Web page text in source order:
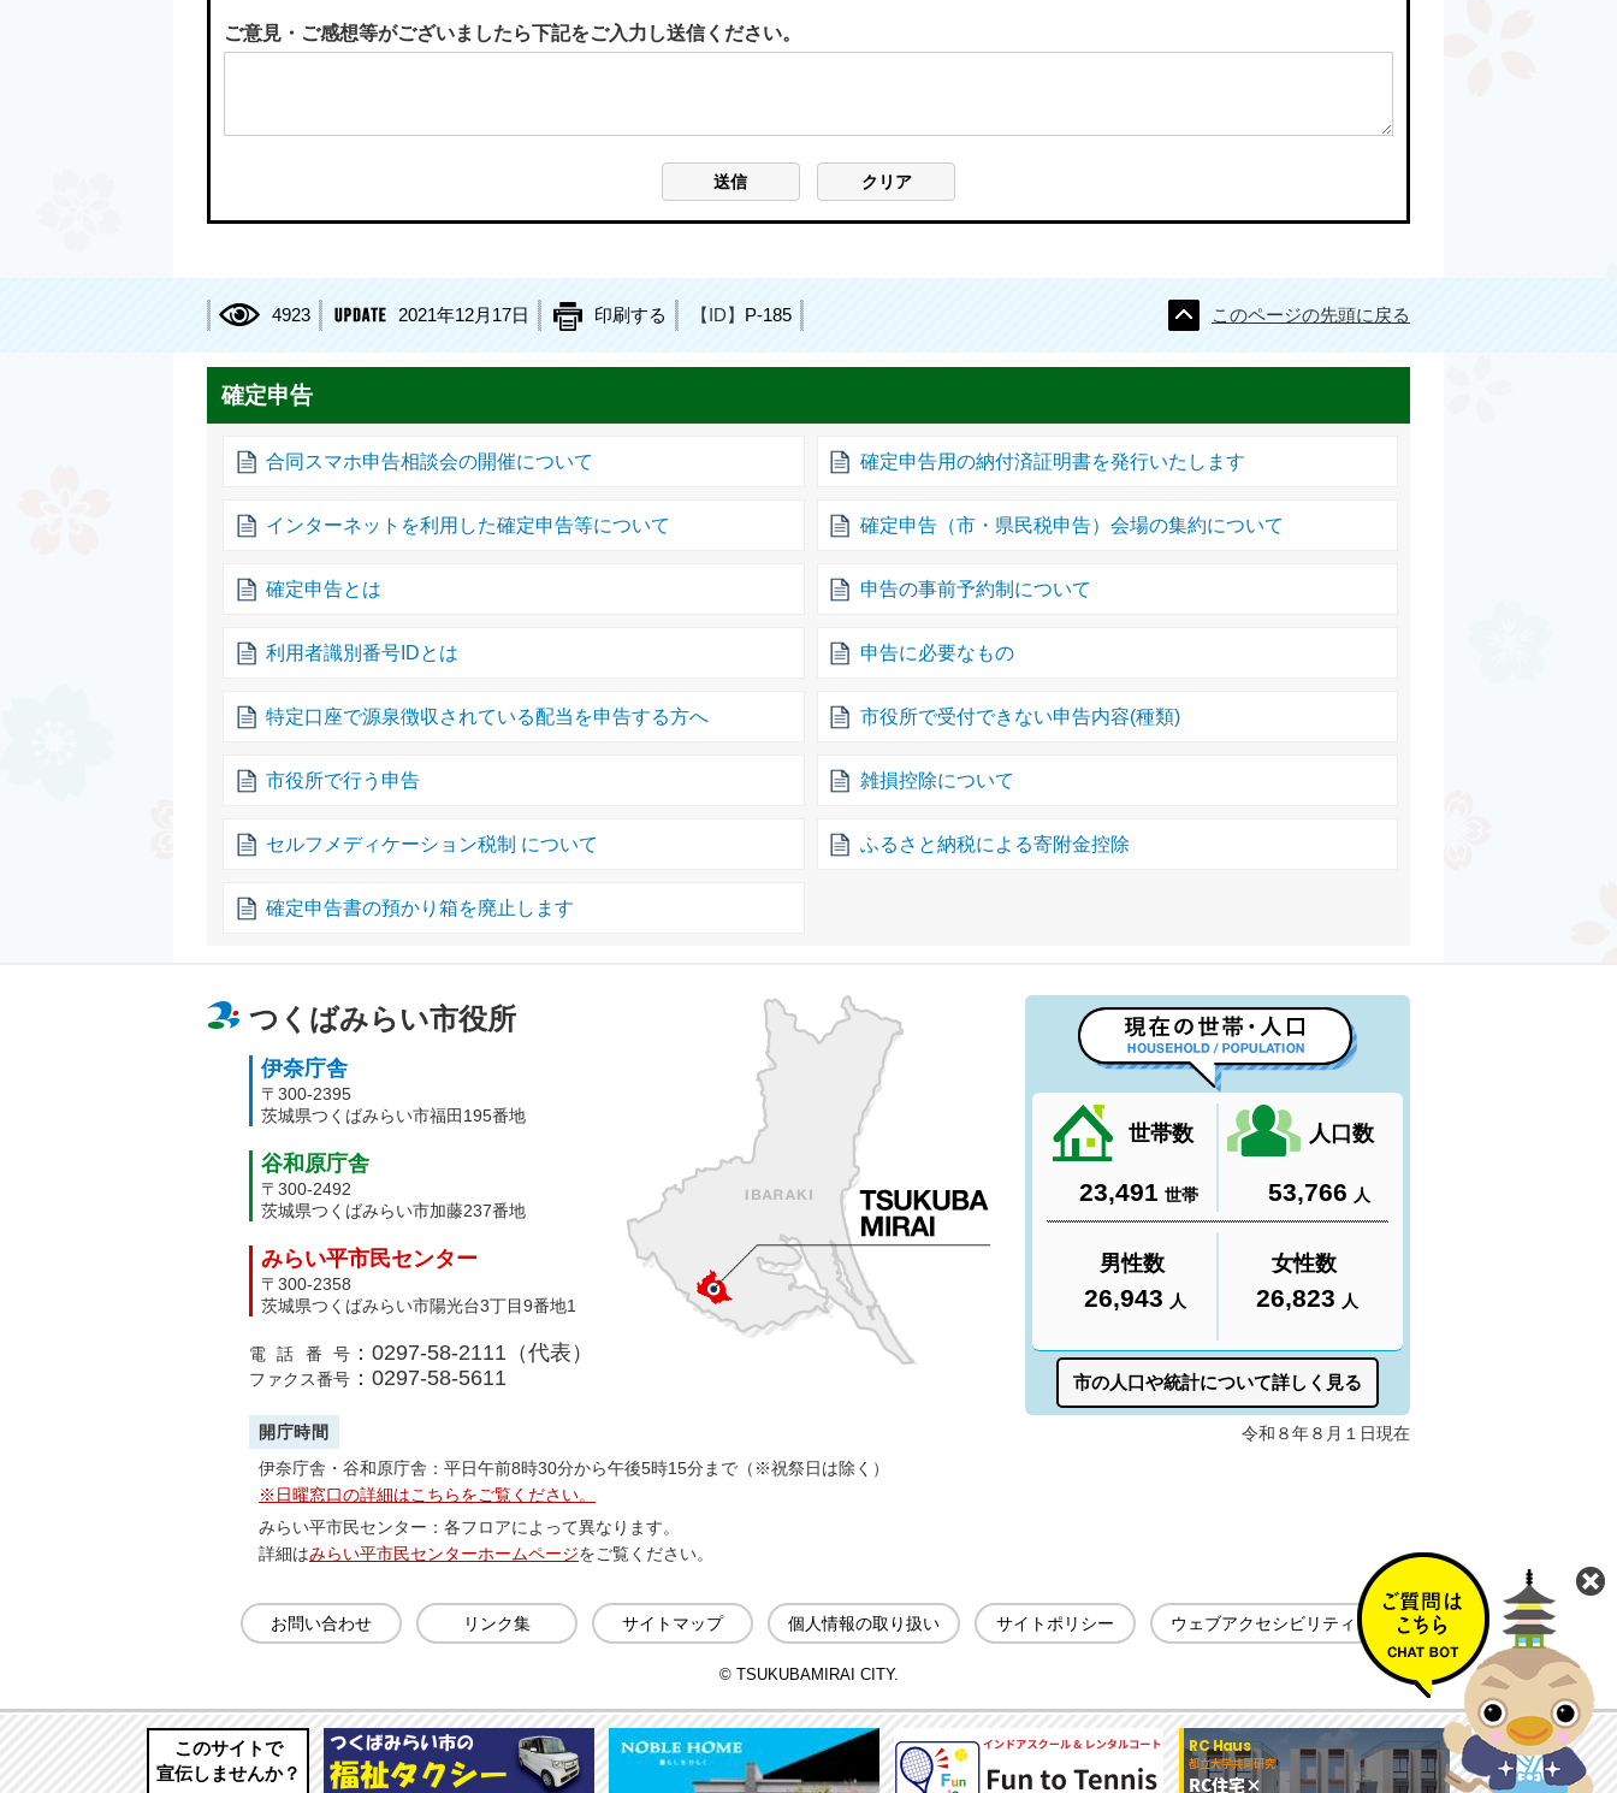
ご意見・ご感想等がございましたら下記をご入力し送信ください。
4923 2021年12月17日 印刷する 【ID】 P-185 このページの先頭に戻る
確定申告
合同スマホ申告相談会の開催について 確定申告用の納付済証明書を発行いたします
インターネットを利用した確定申告等について 確定申告（市・県民税申告）会場の集約について
確定申告とは 申告の事前予約制について
利用者識別番号IDとは 申告に必要なもの
特定口座で源泉徴収されている配当を申告する方へ 市役所で受付できない申告内容(種類)
市役所で行う申告 雑損控除について
セルフメディケーション税制 について ふるさと納税による寄附金控除
確定申告書の預かり箱を廃止します
つくばみらい市役所
伊奈庁舎
〒300-2395
茨城県つくばみらい市福田195番地
谷和原庁舎
〒300-2492
茨城県つくばみらい市加藤237番地
みらい平市民センター
〒300-2358
茨城県つくばみらい市陽光台3丁目9番地1
電話番号 ：0297-58-2111（代表）
ファクス番号 ：0297-58-5611
開庁時間
伊奈庁舎・谷和原庁舎：平日午前8時30分から午後5時15分まで（※祝祭日は除く）
※日曜窓口の詳細はこちらをご覧ください。
みらい平市民センター：各フロアによって異なります。
詳細はみらい平市民センターホームページをご覧ください。
お問い合わせ リンク集 サイトマップ 個人情報の取り扱い サイトポリシー ウェブアクセシビリティ
© TSUKUBAMIRAI CITY.
このサイトで
宣伝しませんか？